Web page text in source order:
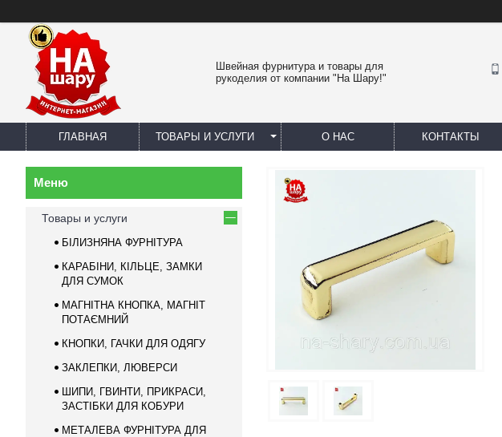
Швейная фурнитура и товары для
рукоделия от компании "На Шару!"
ГЛАВНАЯ ТОВАРЫ И УСЛУГИ О НАС КОНТАКТЫ
Товары и услуги
БІЛИЗНЯНА ФУРНІТУРА
КАРАБІНИ, КІЛЬЦЕ, ЗАМКИ
ДЛЯ СУМОК
МАГНІТНА КНОПКА, МАГНІТ
ПОТАЄМНИЙ
КНОПКИ, ГАЧКИ ДЛЯ ОДЯГУ
ЗАКЛЕПКИ, ЛЮВЕРСИ
ШИПИ, ГВИНТИ, ПРИКРАСИ,
ЗАСТІБКИ ДЛЯ КОБУРИ
МЕТАЛЕВА ФУРНІТУРА ДЛЯ